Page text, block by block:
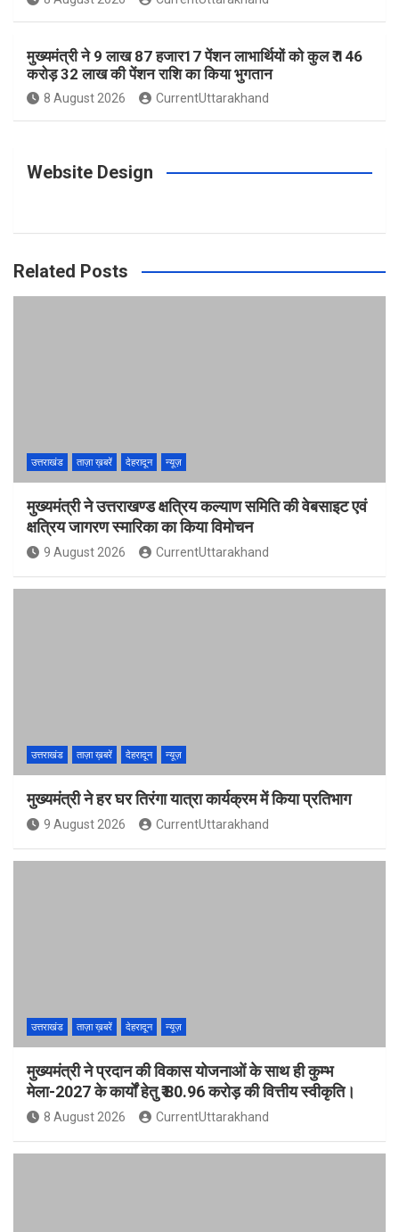
मुख्यमंत्री ने 9 लाख 87 हजार17 पेंशन लाभार्थियों को कुल ₹ 146
करोड़ 32 लाख की पेंशन राशि का किया भुगतान
8 August 2026 CurrentUttarakhand
Website Design
Related Posts
उत्तराखंड ताज़ा ख़बरें देहरादून न्यूज़
मुख्यमंत्री ने उत्तराखण्ड क्षत्रिय कल्याण समिति की वेबसाइट एवं
क्षत्रिय जागरण स्मारिका का किया विमोचन
9 August 2026 CurrentUttarakhand
उत्तराखंड ताज़ा ख़बरें देहरादून न्यूज़
मुख्यमंत्री ने हर घर तिरंगा यात्रा कार्यक्रम में किया प्रतिभाग
9 August 2026 CurrentUttarakhand
उत्तराखंड ताज़ा ख़बरें देहरादून न्यूज़
मुख्यमंत्री ने प्रदान की विकास योजनाओं के साथ ही कुम्भ
मेला-2027 के कार्यों हेतु ₹ 80.96 करोड़ की वित्तीय स्वीकृति।
8 August 2026 CurrentUttarakhand